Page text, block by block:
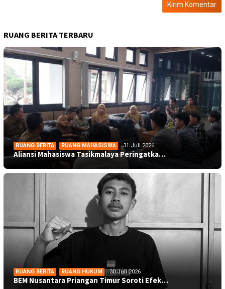
RUANG BERITA TERBARU
RUANG BERITA , RUANG MAHASISWA 31 Juli 2026
Aliansi Mahasiswa Tasikmalaya Peringatka…
RUANG BERITA , RUANG HUKUM 30 Juli 2026
BEM Nusantara Priangan Timur Soroti Efek…